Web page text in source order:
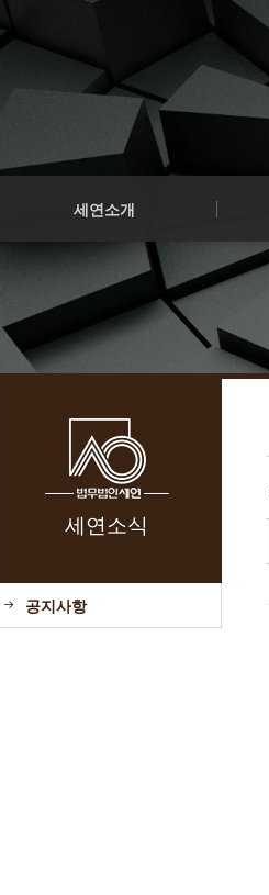
세연소개
오시는 길
프로
기업
소송
오시는 길
프
구조
기
세연소식
공지사항
스케치북5
스케치북5
스케치북5
스케치북5